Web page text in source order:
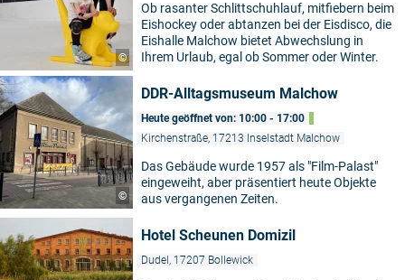
©
Ob rasanter Schlittschuhlauf, mitfiebern beim
Eishockey oder abtanzen bei der Eisdisco, die
Eishalle Malchow bietet Abwechslung in
Ihrem Urlaub, egal ob Sommer oder Winter.
©
DDR-Alltagsmuseum Malchow
Heute geöffnet von: 10:00 - 17:00
Kirchenstraße, 17213 Inselstadt Malchow
Das Gebäude wurde 1957 als "Film-Palast"
eingeweiht, aber präsentiert heute Objekte
aus vergangenen Zeiten.
Hotel Scheunen Domizil
Dudel, 17207 Bollewick